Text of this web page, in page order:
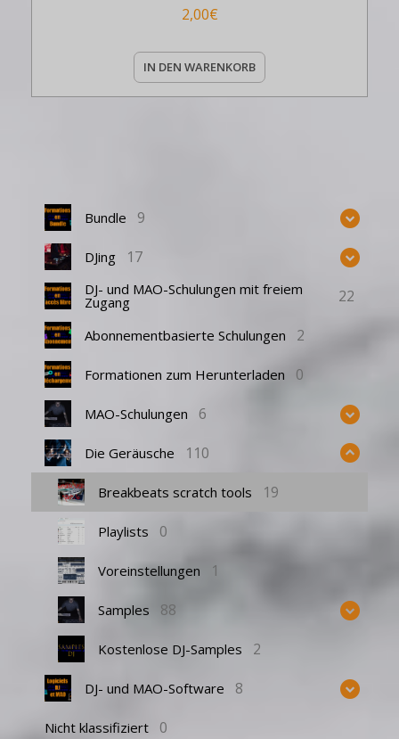
2,00€
IN DEN WARENKORB
Bundle 9
DJing 17
DJ- und MAO-Schulungen mit freiem
Zugang 22
Abonnementbasierte Schulungen 2
Formationen zum Herunterladen 0
MAO-Schulungen 6
Die Geräusche 110
Breakbeats scratch tools 19
Playlists 0
Voreinstellungen 1
Samples 88
Kostenlose DJ-Samples 2
DJ- und MAO-Software 8
Nicht klassifiziert 0